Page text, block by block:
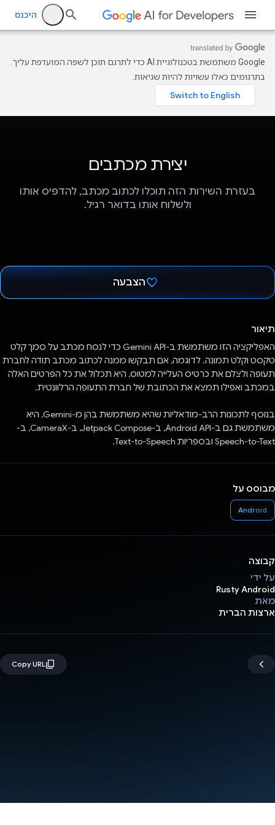
היכנס
‫Google משתמשת בטכנולוגיית AI כדי לתרגם תוכן לשפה המועדפת עליך.
בתרגומים כאלו עשויות להיות שגיאות.
יצירת מכתבים
בעזרת השירות הזה תוכלו לכתוב מכתב, להדפיס אותו
ולשלוח אותו בדואר רגיל.
הצבעה
תיאור
האפליקציה הזו משתמשת ב-Gemini API כדי לנסח מכתב על סמך קלט
טקסט וקלט תמונה. לדוגמה, אם תבקשו ממנה לכתוב מכתב תודה לחברת
תעופה ולצלם את כרטיס העלייה למטוס, היא תכלול את כל הפרטים האלה
במכתב ואפילו תמצא את הכתובת של חברת התעופה הרלוונטית.
בנוסף לתכונות הרב-מודאליות שהיא משתמשת בהן מ-Gemini, היא
משתמשת גם ב-Android API, ב-Jetpack Compose, ב-CameraX, ב-
Speech-to-Text ובספריות Text-to-Speech.
מבוסס על
Android
קבוצה
על ידי
Rusty Android
מאת
ארצות הברית